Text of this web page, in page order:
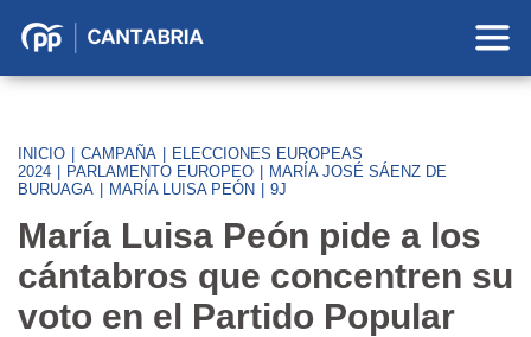
Partido
Cantabria
INICIO CAMPAÑA
ELECCIONES EUROPEAS
2024
PARLAMENTO EUROPEO
MARÍA JOSÉ SÁENZ DE
BURUAGA
MARÍA LUISA PEÓN 9J
María Luisa Peón pide a los
cántabros que concentren su
voto en el Partido Popular